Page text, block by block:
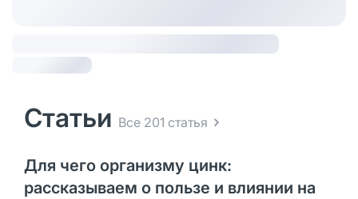
Статьи Все 201 статья
Для чего организму цинк:
рассказываем о пользе и влиянии на